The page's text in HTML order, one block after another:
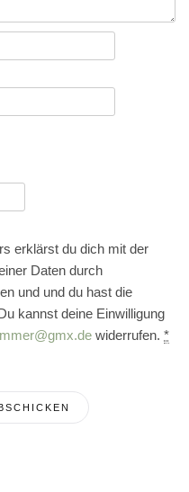
erklärst du dich mit der
Daten durch
und und du hast die
kannst deine Einwilligung
widerrufen. *